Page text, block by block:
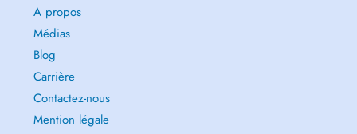
A propos
Médias
Blog
Carrière
Contactez-nous
Mention légale